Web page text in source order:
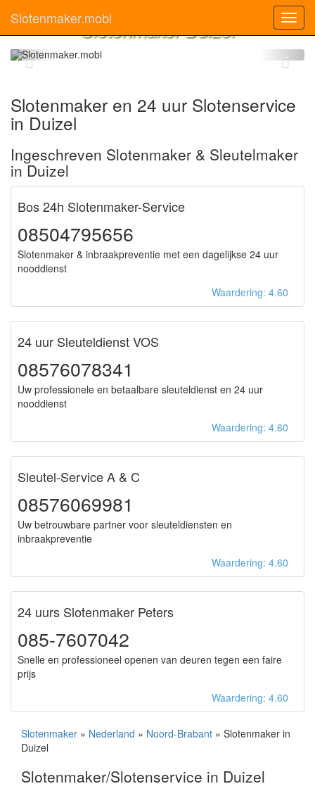
Slotenmaker.mobiSlotenmaker Duizel
Slotenmaker en 24 uur Slotenservice
in Duizel
Ingeschreven Slotenmaker & Sleutelmaker
in Duizel
Bos 24h Slotenmaker-Service
08504795656
Slotenmaker & inbraakpreventie met een dagelijkse 24 uur
nooddienst
Waardering: 4.60
24 uur Sleuteldienst VOS
08576078341
Uw professionele en betaalbare sleuteldienst en 24 uur
nooddienst
Waardering: 4.60
Sleutel-Service A & C
08576069981
Uw betrouwbare partner voor sleuteldiensten en
inbraakpreventie
Waardering: 4.60
24 uurs Slotenmaker Peters
085-7607042
Snelle en professioneel openen van deuren tegen een faire
prijs
Waardering: 4.60
Slotenmaker » Nederland » Noord-Brabant » Slotenmaker in
Duizel
Slotenmaker/Slotenservice in Duizel